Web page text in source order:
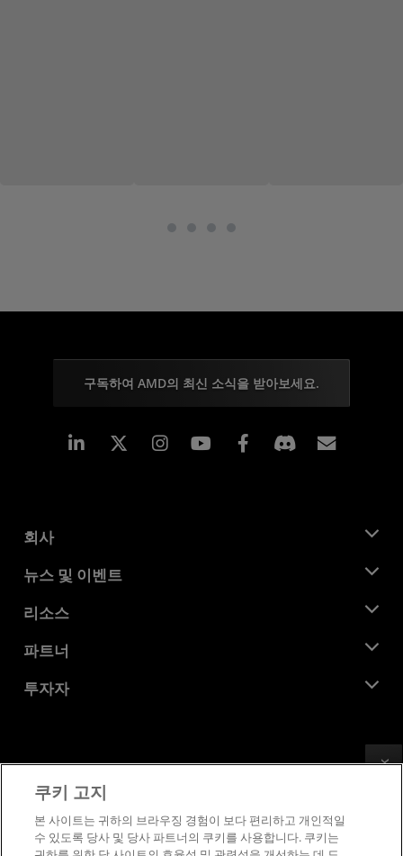
구독하여 AMD의 최신 소식을 받아보세요.
Linkedin Instagram Facebook
회사
AMD 소개
기업의 사회적 책임
채용
문의하기
뉴스 및 이벤트
뉴스룸
미디어 라이브러리
리소스
개발자 센트럴
사례 연구
파트너
AMD 파트너 허브
투자자
이사위원회
거버넌스 문서
SEC 신고서
상표
공급망 투명성
쿠키 고지
본 사이트는 귀하의 브라우징 경험이 보다 편리하고 개인적일
수 있도록 당사 및 당사 파트너의 쿠키를 사용합니다. 쿠키는